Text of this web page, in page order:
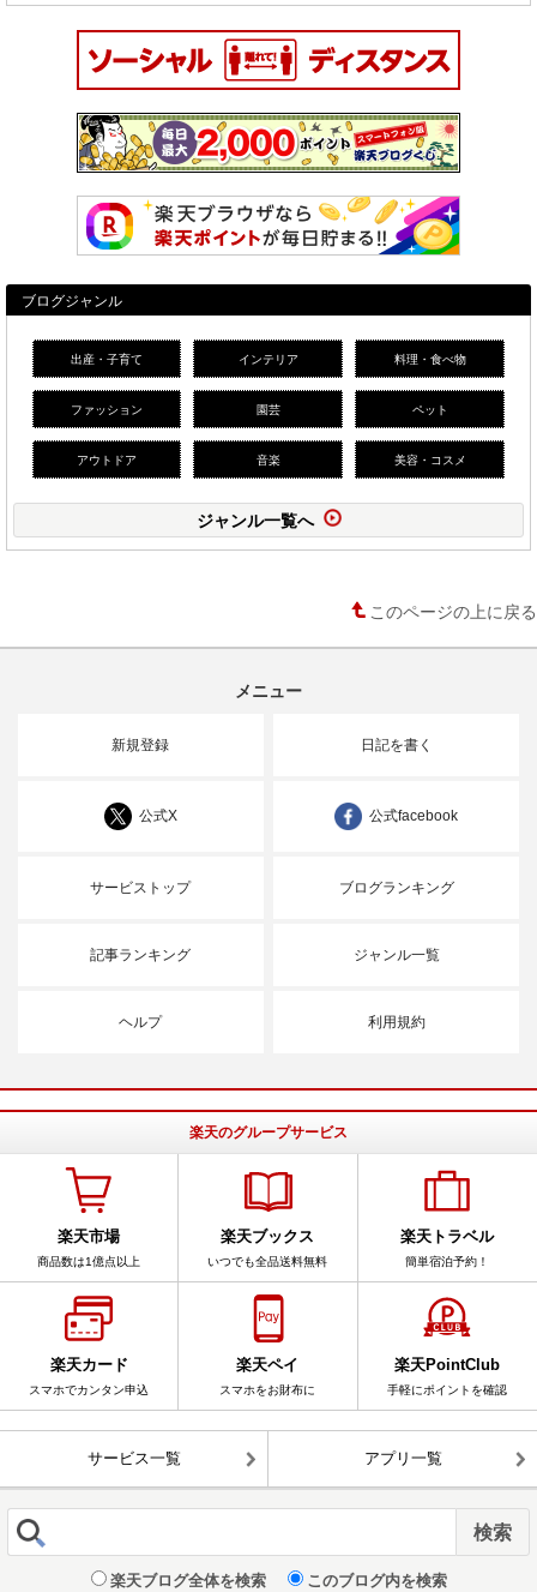
ブログジャンル
出産・子育て インテリア 料理・食べ物
ファッション 園芸 ペット
アウトドア 音楽 美容・コスメ
ジャンル一覧へ
このページの上に戻る
メニュー
新規登録 日記を書く
公式X 公式facebook
サービストップ ブログランキング
記事ランキング ジャンル一覧
ヘルプ 利用規約
楽天のグループサービス
楽天市場
商品数は1億点以上
楽天ブックス
いつでも全品送料無料
楽天トラベル
簡単宿泊予約！
楽天カード
スマホでカンタン申込
楽天ペイ
スマホをお財布に
楽天PointClub
手軽にポイントを確認
サービス一覧 アプリ一覧
楽天ブログ全体を検索 このブログ内を検索